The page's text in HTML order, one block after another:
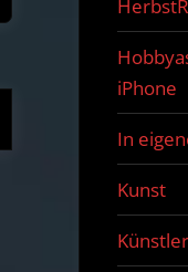
iPhone
In
Kunst